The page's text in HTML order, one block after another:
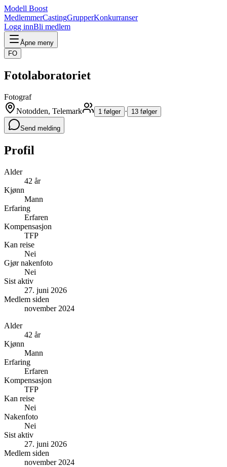
Modell Boost
MedlemmerCastingGrupperKonkurranser
Logg innBli medlem
Åpne meny
FO
Fotolaboratoriet
Fotograf
Notodden, Telemark
1 følger · 13 følger
Send melding
Profil
Alder
42 år
Kjønn
Mann
Erfaring
Erfaren
Kompensasjon
TFP
Kan reise
Nei
Gjør nakenfoto
Nei
Sist aktiv
27. juni 2026
Medlem siden
november 2024
Alder
42 år
Kjønn
Mann
Erfaring
Erfaren
Kompensasjon
TFP
Kan reise
Nei
Nakenfoto
Nei
Sist aktiv
27. juni 2026
Medlem siden
november 2024